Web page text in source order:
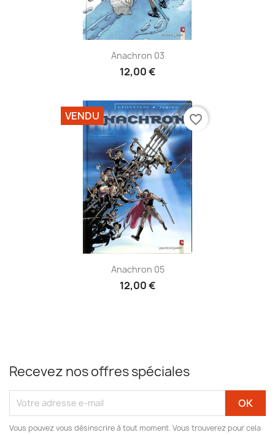
Anachron 03
12,00 €
Anachron 05
12,00 €
VENDU favorite_border
Recevez nos offres spéciales
Vous pouvez vous désinscrire à tout moment. Vous trouverez pour cela